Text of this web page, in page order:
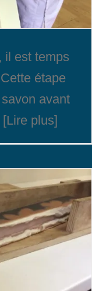
il est temps
étape
avant
plus]